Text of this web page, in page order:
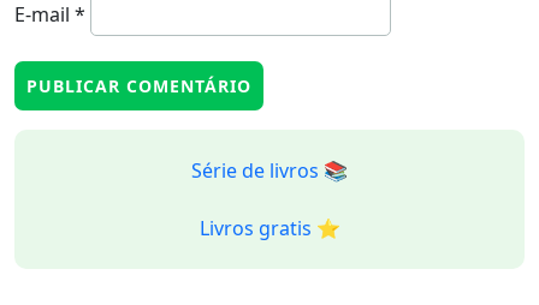
E-mail *
Série de livros 📚
Livros gratis ⭐️